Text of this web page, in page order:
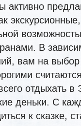
активно
В
вам на
отдыхать в
деньки. С
к сказке,